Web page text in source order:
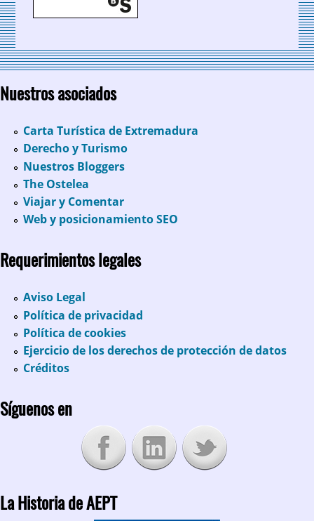
Nuestros asociados
Carta Turística de Extremadura
Derecho y Turismo
Nuestros Bloggers
The Ostelea
Viajar y Comentar
Web y posicionamiento SEO
Requerimientos legales
Aviso Legal
Política de privacidad
Política de cookies
Ejercicio de los derechos de protección de datos
Créditos
Síguenos en
La Historia de AEPT